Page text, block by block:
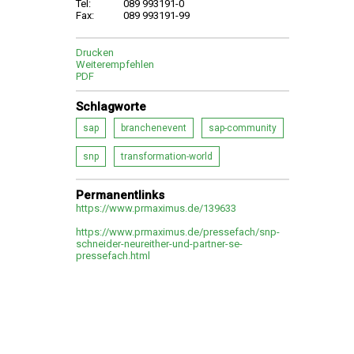
Tel:
089 993191-0
Fax:
089 993191-99
Drucken
Weiterempfehlen
PDF
Schlagworte
sap branchenevent sap-community
snp transformation-world
Permanentlinks
https://www.prmaximus.de/139633
https://www.prmaximus.de/pressefach/snp-
schneider-neureither-und-partner-se-
pressefach.html